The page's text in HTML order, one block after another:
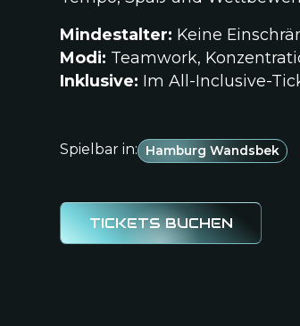
Mindestalter: Keine
Modi: Teamwork,
Inklusive: Im All-Inclusive-
Spielbar in: Hamburg Wandsbek
TICKETS BUCHEN